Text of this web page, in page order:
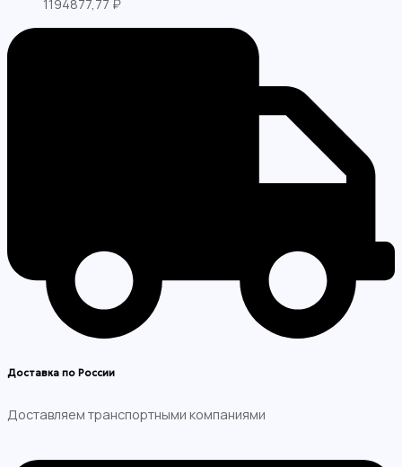
Доставка по России
Доставляем транспортными компаниями